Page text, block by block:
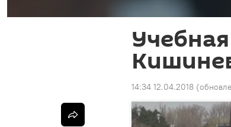
14:34 12.04.2018